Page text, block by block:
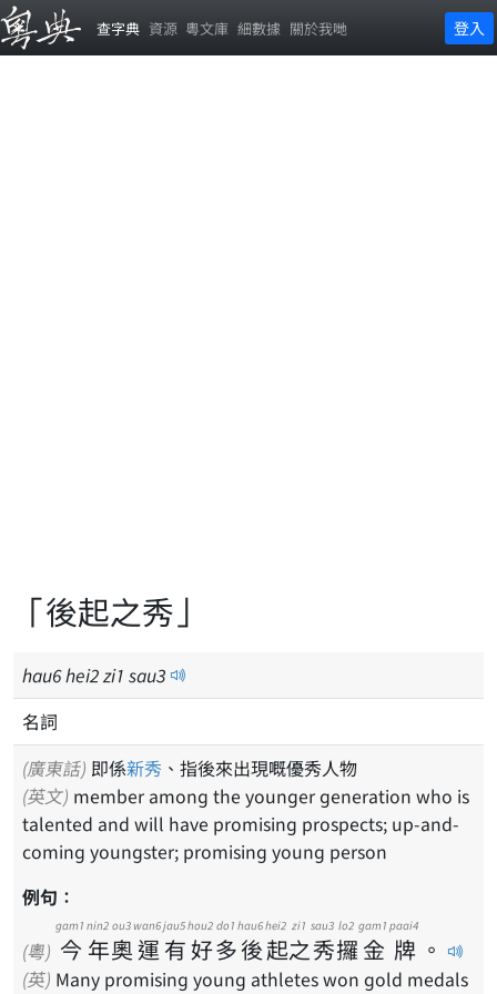
查字典 資源 粵文庫 細數據 關於我哋 登入
「後起之秀」
hau6hei2zi1 sau3
名詞
(廣東話) 即係新秀 、指後來出現嘅優秀人物
(英文)
talented and will have promising prospects; up-and-
coming youngster; promising young person
例句：
(粵) 今
gam1
年
nin2
奧
ou3
運
wan6
有
jau5
好
hou2
多
do1
後
hau6
起
hei2
之
zi1
秀
sau3
攞
lo2
金
gam1
牌
paai4
。
(英) Many promising young athletes won gold medals